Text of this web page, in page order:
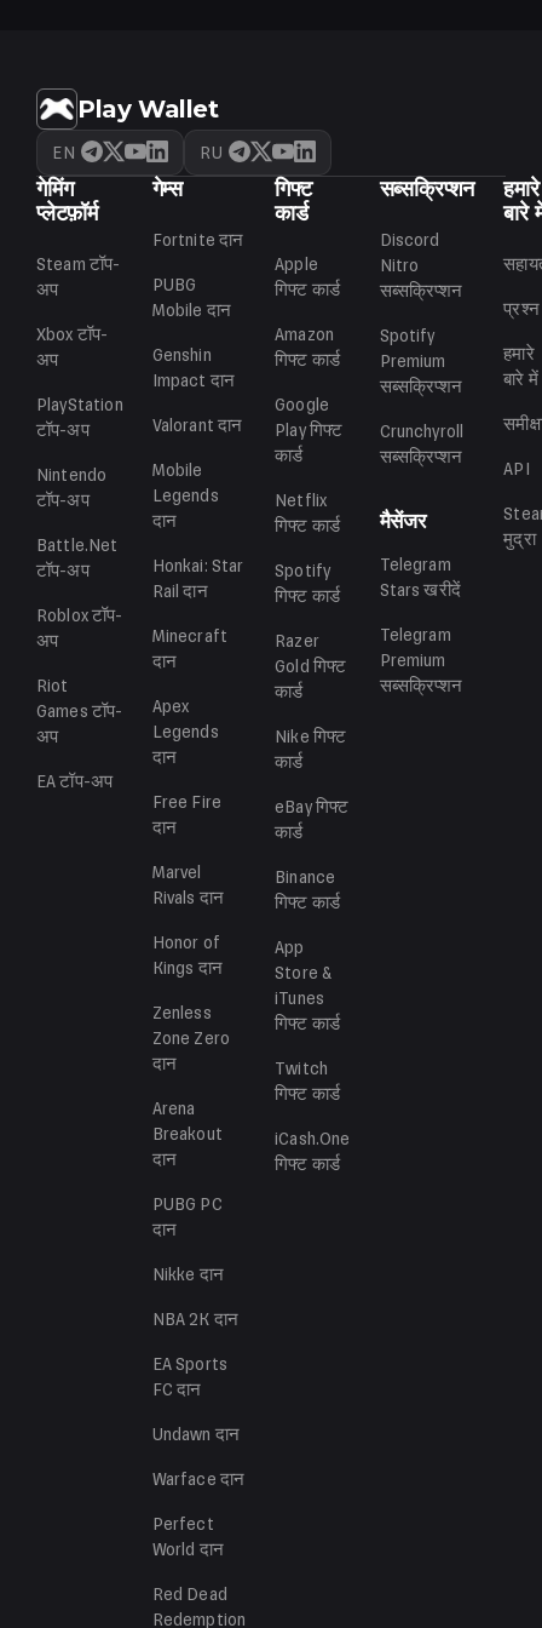
Play Wallet
EN RU
गेमिंग
प्लेटफ़ॉर्म
Steam टॉप-
अप
Xbox टॉप-
अप
PlayStation
टॉप-अप
Nintendo
टॉप-अप
Battle.Net
टॉप-अप
Robloxटॉप-
अप
Riot
Games टॉप-
अप
EAटॉप-अप
गेम्स
Fortniteदान
PUBG
Mobile दान
Genshin
Impact दान
Valorantदान
Mobile
Legends
दान
Honkai: Star
Railदान
Minecraft
दान
Apex
Legends
दान
Free Fire
दान
Marvel
Rivals दान
Honor of
Kings दान
Zenless
Zone Zero
दान
Arena
Breakout
दान
PUBG PC
दान
Nikke दान
NBA 2K दान
EA Sports
FCदान
Undawn दान
Warface दान
Perfect
World दान
Red Dead
Redemption
गिफ्ट
कार्ड
Apple
गिफ्ट कार्ड
Amazon
गिफ्ट कार्ड
Google
Playगिफ्ट
कार्ड
Netflix
गिफ्ट कार्ड
Spotify
गिफ्ट कार्ड
Razer
Gold गिफ्ट
कार्ड
Nike गिफ्ट
कार्ड
eBayगिफ्ट
कार्ड
Binance
गिफ्ट कार्ड
App
Store &
iTunes
गिफ्ट कार्ड
Twitch
गिफ्ट कार्ड
iCash.One
गिफ्ट कार्ड
सब्सक्रिप्शन
Discord
Nitro
सब्सक्रिप्शन
Spotify
Premium
सब्सक्रिप्शन
Crunchyroll
सब्सक्रिप्शन
मैसेंजर
Telegram
Starsखरीदें
Telegram
Premium
सब्सक्रिप्शन
हमारे
बारे
प्रश्न
हमारे
बारे में
API
मुद्रा